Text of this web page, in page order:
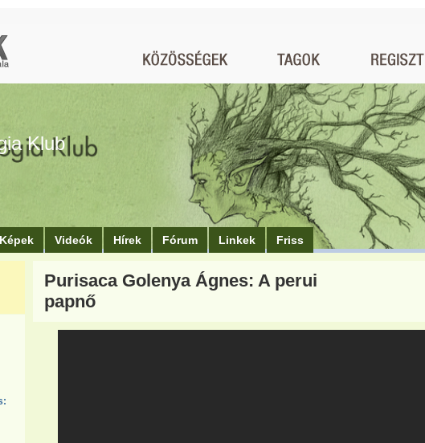
Klub
Képek Videók Hírek Fórum Linkek Friss
Purisaca Golenya Ágnes: A perui
papnő